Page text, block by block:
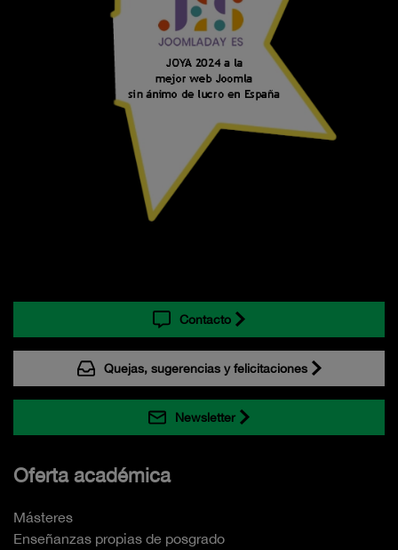
Contacto
Quejas, sugerencias y felicitaciones
Newsletter
Oferta académica
Másteres
Enseñanzas propias de posgrado